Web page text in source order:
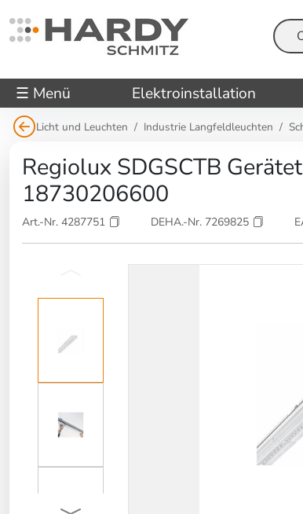
☰ Menü Elektroinstallation
Licht und Leuchten Industrie Langfeldleuchten
Regiolux SDGSCTB
18730206600
Art.-Nr. 4287751 DEHA.-Nr. 7269825